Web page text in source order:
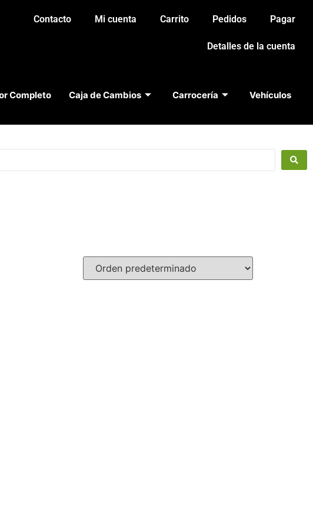
Contacto Mi cuenta Carrito Pedidos Pagar
Detalles de la cuenta
Completo Caja de Cambios Carrocería Vehículos